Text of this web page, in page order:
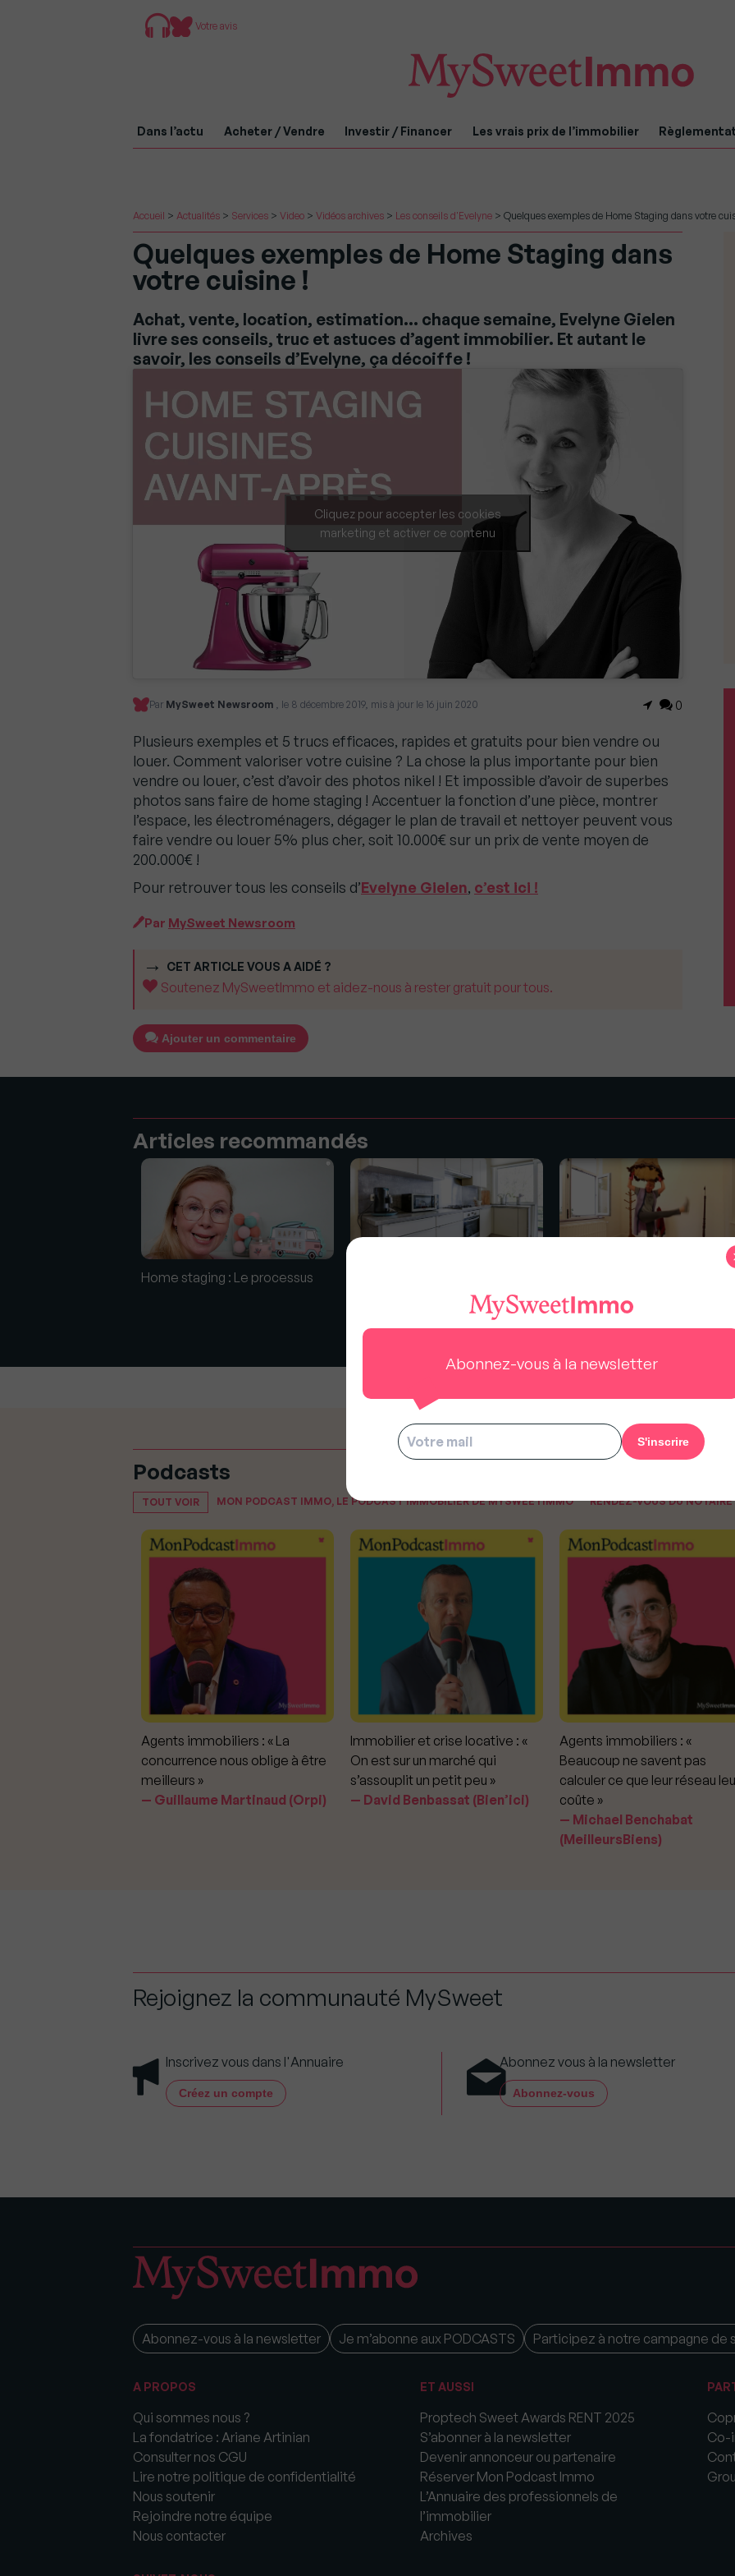
Votre avis
Dans l’actu Acheter / Vendre Investir / Financer Les vrais prix de l’immobilier
Accueil > Actualités > Services > Video > Vidéos archives > Les conseils d'Evelyne > Quelques exemples de Home Staging dans votre
Quelques exemples de Home Staging dans
votre cuisine !
Achat, vente, location, estimation… chaque semaine, Evelyne Gielen
livre ses conseils, truc et astuces d’agent immobilier. Et autant le
savoir, les conseils d’Evelyne, ça décoiffe !
Cliquez pour accepter les cookies
marketing et activer ce contenu
Par MySweet Newsroom , le 8 décembre 2019, mis à jour le 16 juin 2020 0
Plusieurs exemples et 5 trucs efficaces, rapides et gratuits pour bien vendre ou
louer. Comment valoriser votre cuisine ? La chose la plus importante pour bien
vendre ou louer, c’est d’avoir des photos nikel ! Et impossible d’avoir de superbes
photos sans faire de home staging ! Accentuer la fonction d’une pièce, montrer
l’espace, les électroménagers, dégager le plan de travail et nettoyer peuvent vous
faire vendre ou louer 5% plus cher, soit 10.000€ sur un prix de vente moyen de
200.000€ !
Pour retrouver tous les conseils d’Evelyne Gielen, c’est ici !
Par MySweet Newsroom
CET ARTICLE VOUS A AIDÉ ?
Soutenez MySweetImmo et aidez-nous à rester gratuit pour tous.
Ajouter un commentaire
Articles recommandés
Home staging : Le processus
cuisine grâce au home staging?
c'est mieux !
Podcasts
TOUT VOIR MON PODCAST IMMO, LE PODCAST IMMOBILIER DE MYSWEETIMMO RENDEZ-VOUS DU NOTAIRE
Agents immobiliers : « La
concurrence nous oblige à être
meilleurs »
Guillaume Martinaud (Orpi)
Immobilier et crise locative : «
On est sur un marché qui
s’assouplit un petit peu »
David Benbassat (Bien’ici)
Agents immobiliers : «
Beaucoup ne savent pas
calculer ce que leur réseau
coûte »
Michael Benchabat
(MeilleursBiens)
Rejoignez la communauté MySweet
Inscrivez vous dans l'Annuaire
Créez un compte
Abonnez vous à la newsletter
Abonnez-vous
Abonnez-vous à la newsletter Je m’abonne aux PODCASTS Participez à notre campagne de
A PROPOS
Qui sommes nous ?
La fondatrice : Ariane Artinian
Consulter nos CGU
Lire notre politique de confidentialité
Nous soutenir
Rejoindre notre équipe
Nous contacter
ET AUSSI
Proptech Sweet Awards RENT 2025
S’abonner à la newsletter
Devenir annonceur ou partenaire
Réserver Mon Podcast Immo
L’Annuaire des professionnels de
l’immobilier
Archives
Co-
Abonnez-vous à la newsletter